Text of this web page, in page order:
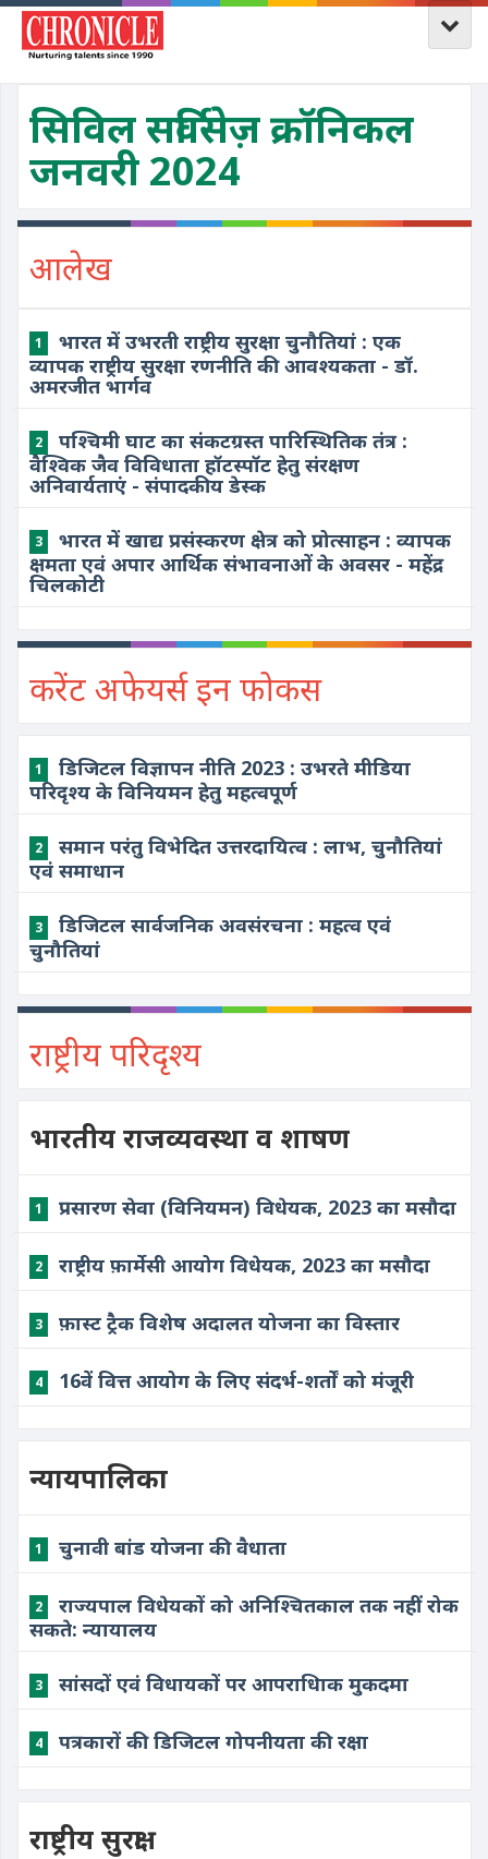
सिविल सर्विसेज़ क्रॉनिकल
जनवरी 2024
आलेख
1
भारत में उभरती राष्ट्रीय सुरक्षा चुनौतियां : एक
व्यापक राष्ट्रीय सुरक्षा रणनीति की आवश्यकता - डॉ.
अमरजीत भार्गव
2
पश्चिमी घाट का संकटग्रस्त पारिस्थितिक तंत्र :
वैश्विक जैव विविधाता हॉटस्पॉट हेतु संरक्षण
अनिवार्यताएं - संपादकीय डेस्क
3
भारत में खाद्य प्रसंस्करण क्षेत्र को प्रोत्साहन : व्यापक
क्षमता एवं अपार आर्थिक संभावनाओं के अवसर - महेंद्र
चिलकोटी
करेंट अफेयर्स इन फोकस
1
डिजिटल विज्ञापन नीति 2023 : उभरते मीडिया
परिदृश्य के विनियमन हेतु महत्वपूर्ण
2
समान परंतु विभेदित उत्तरदायित्व : लाभ, चुनौतियां
एवं समाधान
3
डिजिटल सार्वजनिक अवसंरचना : महत्व एवं
चुनौतियां
राष्ट्रीय परिदृश्य
भारतीय राजव्यवस्था व शाषण
1 प्रसारण सेवा (विनियमन) विधेयक, 2023 का मसौदा
2 राष्ट्रीय फ़ार्मेसी आयोग विधेयक, 2023 का मसौदा
3 फ़ास्ट ट्रैक विशेष अदालत योजना का विस्तार
4 16वें वित्त आयोग के लिए संदर्भ-शर्तों को मंजूरी
न्यायपालिका
1 चुनावी बांड योजना की वैधाता
2
राज्यपाल विधेयकों को अनिश्चितकाल तक नहीं रोक
सकते: न्यायालय
3 सांसदों एवं विधायकों पर आपराधिाक मुकदमा
4 पत्रकारों की डिजिटल गोपनीयता की रक्षा
राष्ट्रीय सुरक्षा